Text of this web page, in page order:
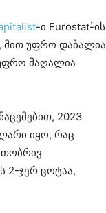
-ი Eurostat-̉ის
მით უფრო დაბალია
მაღალია
2023
იყო, რაც
2-ჯერ ცოტაა,